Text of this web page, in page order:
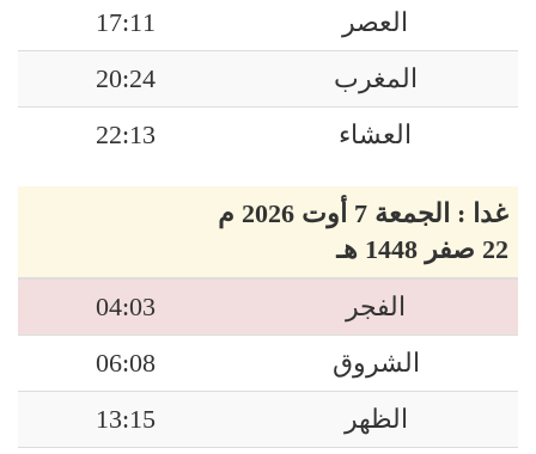
العصر
17:11
المغرب
20:24
العشاء
22:13
غدا : الجمعة 7 أوت 2026 م
22 صفر 1448 هـ
الفجر
04:03
الشروق
06:08
الظهر
13:15